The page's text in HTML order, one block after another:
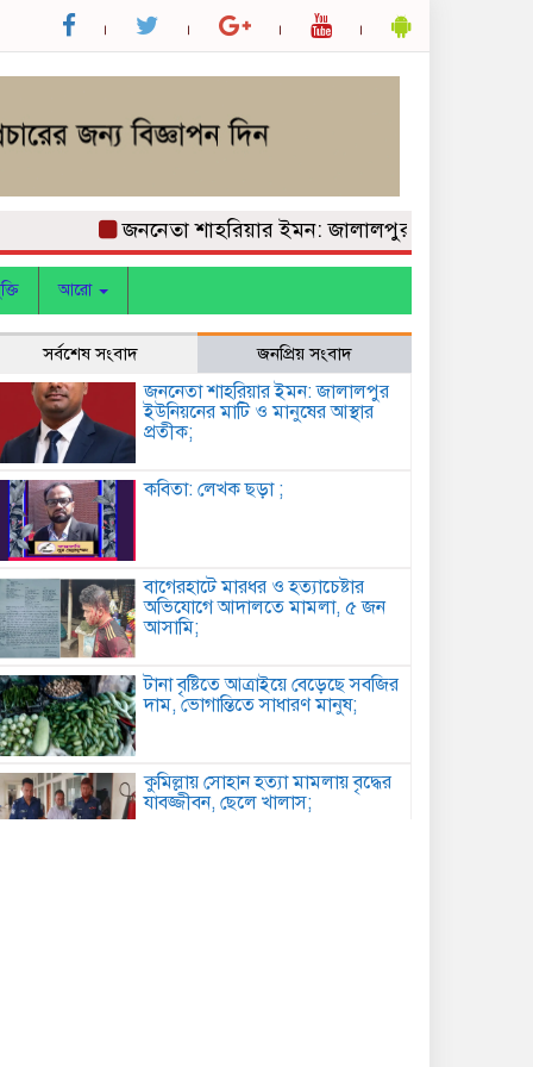
জননেতা শাহরিয়ার ইমন: জালালপুর ইউনিয়নের মাটি ও
আরো
সর্বশেষ সংবাদ জনপ্রিয় সংবাদ
জননেতা শাহরিয়ার ইমন: জালালপুর
ইউনিয়নের মাটি ও মানুষের আস্থার
প্রতীক;
কবিতা: লেখক ছড়া ;
বাগেরহাটে মারধর ও হত্যাচেষ্টার
অভিযোগে আদালতে মামলা, ৫ জন
আসামি;
টানা বৃষ্টিতে আত্রাইয়ে বেড়েছে সবজির
দাম, ভোগান্তিতে সাধারণ মানুষ;
কুমিল্লায় সোহান হত্যা মামলায় বৃদ্ধের
যাবজ্জীবন, ছেলে খালাস;